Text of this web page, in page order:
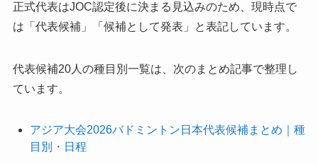
正式代表はJOC認定後に決まる見込みのため、現時点で
は「代表候補」「候補として発表」と表記しています。
代表候補20人の種目別一覧は、次のまとめ記事で整理し
ています。
アジア大会2026バドミントン日本代表候補まとめ｜種
目別・日程